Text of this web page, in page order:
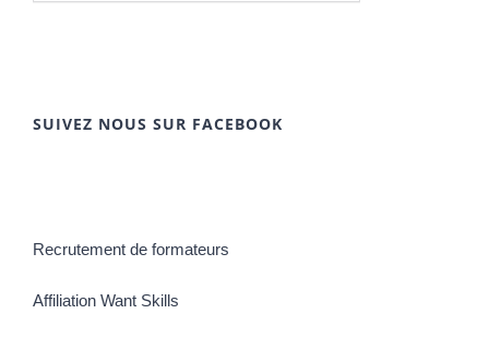
SUIVEZ NOUS SUR FACEBOOK
Recrutement de formateurs
Affiliation Want Skills